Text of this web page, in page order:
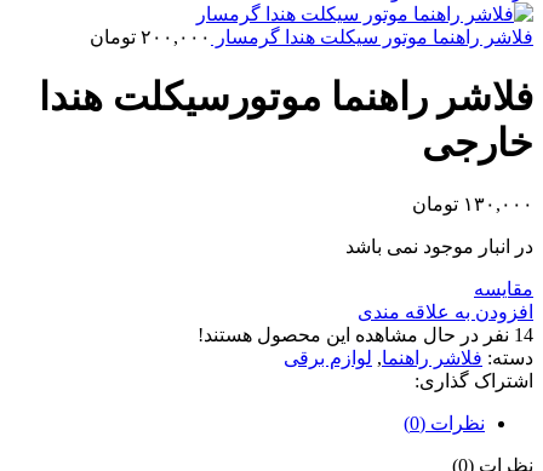
فلاشر راهنما موتور سیکلت هندا گرمسار ۲۰۰,۰۰۰ تومان
فلاشر راهنما موتورسیکلت هندا
خارجی
۱۳۰,۰۰۰ تومان
در انبار موجود نمی باشد
مقایسه
افزودن به علاقه مندی
14 نفر در حال مشاهده این محصول هستند!
دسته: فلاشر راهنما, لوازم برقی
اشتراک گذاری:
نظرات (0)
نظرات (0)